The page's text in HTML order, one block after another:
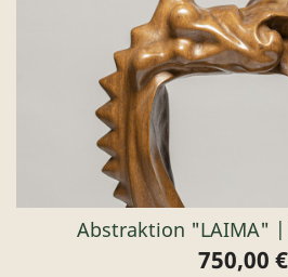
Abstraktion "LAIMA"
Preis
750,00 €